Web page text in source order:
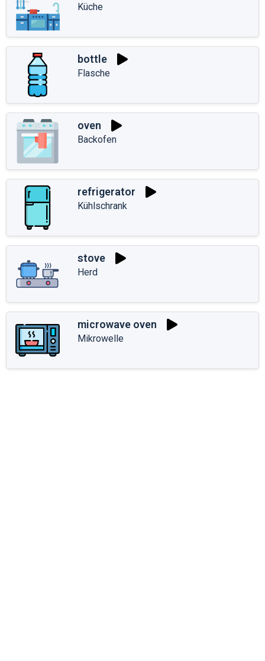
Küche
bottle
Flasche
oven
Backofen
refrigerator
Kühlschrank
stove
Herd
microwave oven
Mikrowelle